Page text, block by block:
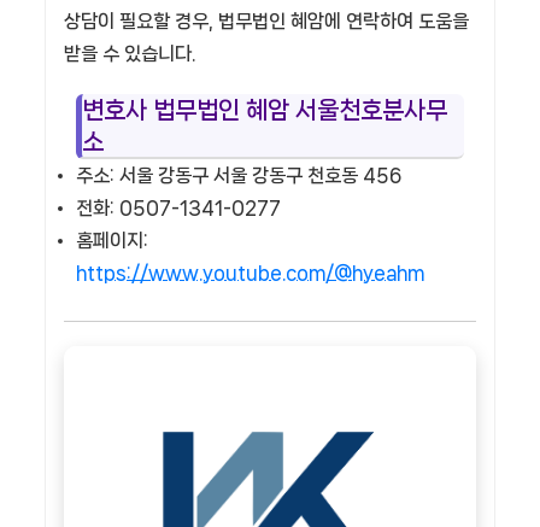
상담이 필요할 경우, 법무법인 혜암에 연락하여 도움을
받을 수 있습니다.
변호사 법무법인 혜암 서울천호분사무
소
주소: 서울 강동구 서울 강동구 천호동 456
전화: 0507-1341-0277
홈페이지:
https://www.youtube.com/@hyeahm